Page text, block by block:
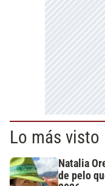
Lo más visto
Natalia
de pelo